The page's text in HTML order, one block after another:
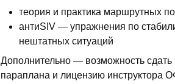
теория и практика маршрутных
антиSIV — упражнения по
нештатных ситуаций
Дополнительно — возможность
параплана и лицензию инструктора